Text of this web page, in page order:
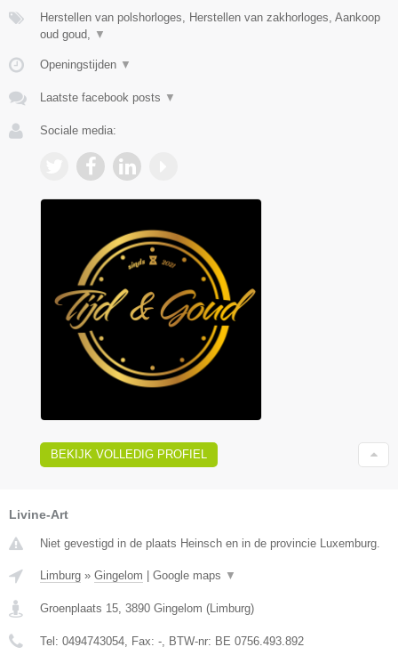
Herstellen van polshorloges, Herstellen van zakhorloges, Aankoop
oud goud,
▼
Openingstijden ▼
Laatste facebook posts ▼
Sociale media:
BEKIJK VOLLEDIG PROFIEL
Livine-Art
Niet gevestigd in de plaats Heinsch en in de provincie Luxemburg.
Limburg » Gingelom | Google maps ▼
Groenplaats 15 3890 Gingelom (Limburg)
Tel: 0494743054 , Fax: - , BTW-nr: BE 0756.493.892